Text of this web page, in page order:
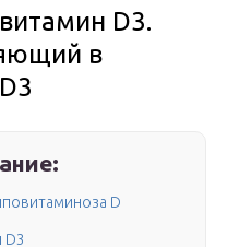
D3.
в
D
D3